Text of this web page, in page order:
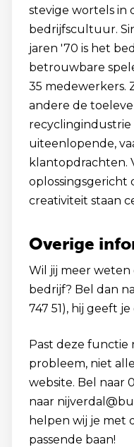
stevige wortels in
bedrijfscultuur.
jaren '70 is het
betrouwbare
35 medewerkers.
andere de
recyclingindustrie
uiteenlopende,
klantopdrachten.
oplossingsgericht
creativiteit staan
Overige
Wil jij meer
bedrijf? Bel dan
747 51), hij geeft
Past deze functie
probleem, niet
website. Bel naar
naar
helpen wij je met
passende baan!